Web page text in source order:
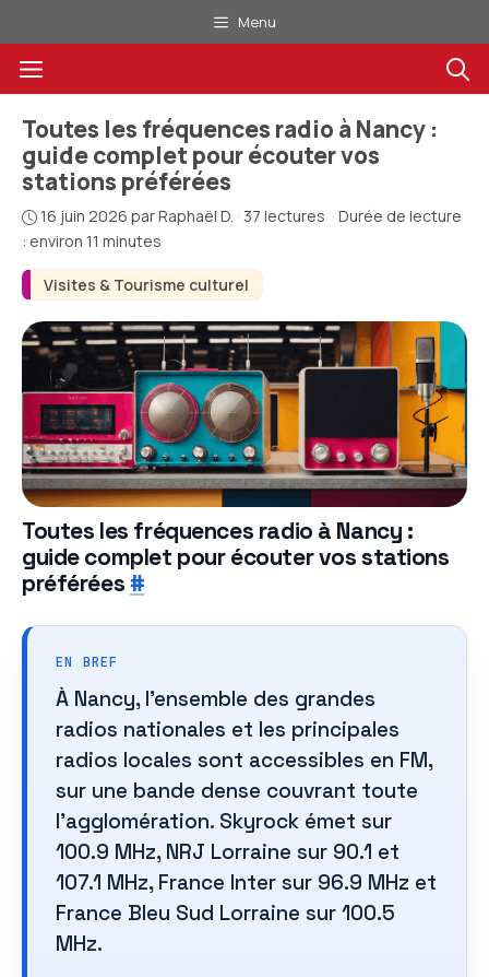
au
contenu
Menu
Menu
Visites & Tourisme culturel
Toutes les fréquences radio à Nancy :
guide complet pour écouter vos
stations préférées
16 juin 2026 parRaphaël D. · 37 lectures · Durée de lecture
: environ 11 minutes
Toutes les fréquences radio à Nancy :
guide complet pour écouter vos stations
préférées #
EN BREF
À Nancy, l’ensemble des grandes
radios nationales et les principales
radios locales sont accessibles en FM,
sur une bande dense couvrant toute
l’agglomération. Skyrock émet sur
100.9 MHz, NRJ Lorraine sur 90.1 et
107.1 MHz, France Inter sur 96.9 MHz et
France Bleu Sud Lorraine sur 100.5
MHz.